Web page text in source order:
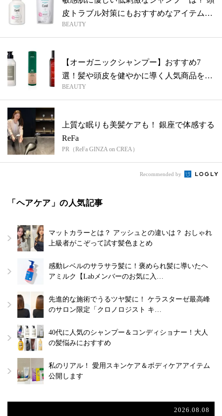
皮トラブル対策にもおすすめなアイテムを
ピ...
BEAUTY
【オーガニックシャンプー】おすすめ7
選！髪や頭皮を健やかに導く人気商品をピ
ックア...
BEAUTY
上質な眠りも美髪ケアも！ 銀座で体感する
ReFa
PR（ReFa GINZA on CREA）
Recommended by
「ヘアケア」の人気記事
マットカラーとは？ アッシュとの違いは？ おしゃれ
上級者がこぞって試す髪色まとめ
感動レベルのサラサラ髪に！褒められ髪に導いたヘ
アミルク【Labメンバーのお気に入…
先進的な施術でうるツヤ髪に！ ケラスターゼ最高峰
のサロン限定「クロノロジスト キ…
40代に人気のシャンプー＆コンディショナー！大人
の髪悩みにおすすめ
私のリアル！ 愛用スキンケア＆ボディケアアイテム
公開します
2026.08.08